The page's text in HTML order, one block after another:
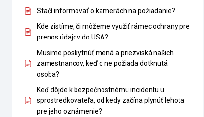
Stačí informovať o kamerách na požiadanie?
Kde zistíme, či môžeme využiť rámec ochrany pre
prenos údajov do USA?
Musíme poskytnúť mená a priezviská našich
zamestnancov, keď o ne požiada dotknutá
osoba?
Keď dôjde k bezpečnostnému incidentu u
sprostredkovateľa, od kedy začína plynúť lehota
pre jeho oznámenie?